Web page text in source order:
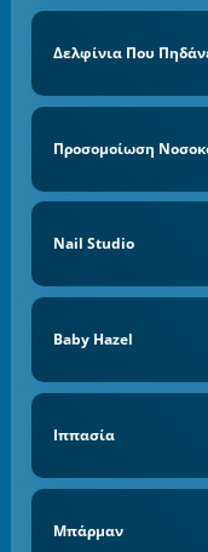
Δελφίνια Που
Προσομοίωση
Nail Studio
Baby Hazel
Ιππασία
Μπάρμαν